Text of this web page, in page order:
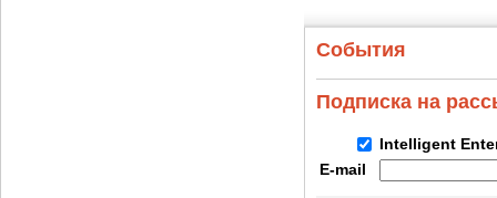
События
Подписка на
Intelligent
E-mail